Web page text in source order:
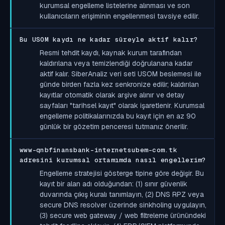
kurumsal engelleme listelerine alınması ve son
kullanıcıların erişiminin engellenmesi tavsiye edilir.
Bu USOM kaydı ne kadar süreyle aktif kalır?
Resmi tehdit kaydı, kaynak kurum tarafından
kaldırılana veya temizlendiği doğrulanana kadar
aktif kalır. SiberAnaliz veri seti USOM beslemesi ile
günde birden fazla kez senkronize edilir; kaldırılan
kayıtlar otomatik olarak arşive alınır ve detay
sayfaları "tarihsel kayıt" olarak işaretlenir. Kurumsal
engelleme politikalarınızda bu kayıt için en az 90
günlük bir gözetim penceresi tutmanız önerilir.
www-qnbfinansbank-internetsubem-com.tk
adresini kurumsal ortamımda nasıl engellerim?
Engelleme stratejisi gösterge tipine göre değişir. Bu
kayıt bir alan adı olduğundan: (1) sınır güvenlik
duvarında çıkış kuralı tanımlayın, (2) DNS RPZ veya
secure DNS resolver üzerinde sinkholing uygulayın,
(3) secure web gateway / web filtreleme ürünündeki